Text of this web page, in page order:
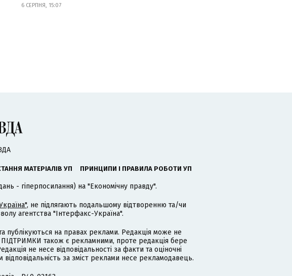
6 СЕРПНЯ, 15:07
МАТЕРІАЛІВ УП ПРИНЦИПИ І ПРАВИЛА РОБОТИ УП
- гіперпосилання) на "Економічну правду".
, не підлягають подальшому відтворенню та/чи
агентства "Інтерфакс-Україна".
на правах реклами. Редакція може не
також є рекламними, проте редакція бере
не несе відповідальності за факти та оціночні
за зміст реклами несе рекламодавець.